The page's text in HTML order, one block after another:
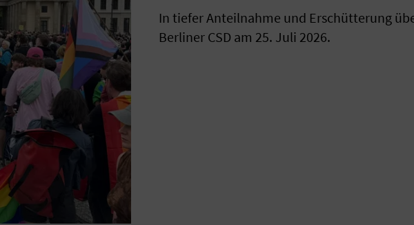
In tiefer Anteilnahme und Erschütterung
Berliner CSD am 25. Juli 2026.